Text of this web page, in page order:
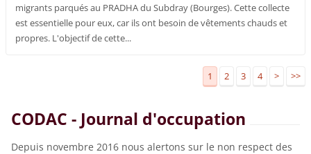
migrants parqués au PRADHA du Subdray (Bourges). Cette collecte
est essentielle pour eux, car ils ont besoin de vêtements chauds et
propres. L'objectif de cette...
1 2 3 4 > >>
CODAC - Journal d'occupation
Depuis novembre 2016 nous alertons sur le non respect des